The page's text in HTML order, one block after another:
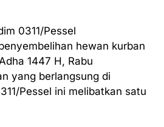
0311/Pessel
hewan kurban
1447 H, Rabu
yang berlangsung di
Pessel ini melibatkan satu